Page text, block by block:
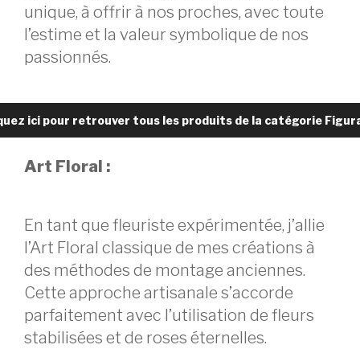
unique, à offrir à nos proches, avec toute
l’estime et la valeur symbolique de nos
passionnés.
ici pour retrouver tous les produits de la catégorie
Art Floral :
En tant que fleuriste expérimentée, j’allie
l’Art Floral classique de mes créations à
des méthodes de montage anciennes.
Cette approche artisanale s’accorde
parfaitement avec l’utilisation de fleurs
stabilisées et de roses éternelles.